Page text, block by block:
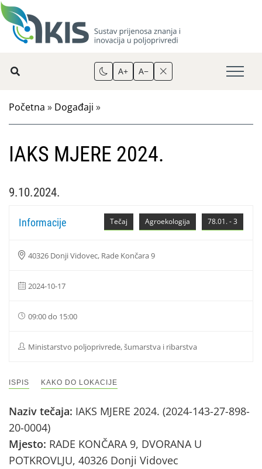
A+ A−
Početna » Događaji »
IAKS MJERE 2024.
9.10.2024.
78.01. - 3
Agroekologija
Tečaj
Informacije
40326 Donji Vidovec, Rade Končara 9
2024-10-17
09:00 do 15:00
Ministarstvo poljoprivrede, šumarstva i ribarstva
ISPIS KAKO DO LOKACIJE
Naziv tečaja: IAKS MJERE 2024. (2024-143-27-898-
20-0004)
Mjesto: RADE KONČARA 9, DVORANA U
POTKROVLJU, 40326 Donji Vidovec